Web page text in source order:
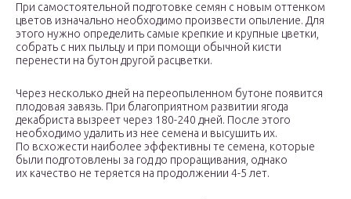
При самостоятельной подготовке семян с новым оттенком
цветов изначально необходимо произвести опыление. Для
этого нужно определить самые крепкие и крупные цветки,
собрать с них пыльцу и при помощи обычной кисти
перенести на бутон другой расцветки.
Через несколько дней на переопыленном бутоне появится
плодовая завязь. При благоприятном развитии ягода
декабриста вызреет через 180-240 дней. После этого
необходимо удалить из нее семена и высушить их.
По всхожести наиболее эффективны те семена, которые
были подготовлены за год до проращивания, однако
их качество не теряется на продолжении 4-5 лет.